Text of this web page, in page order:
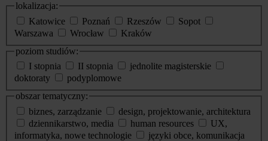
lokalizacja:
Katowice
Poznań Rzeszów
Sopot
Warszawa
Wrocław
Kraków
poziom studiów:
I stopnia
II stopnia
jednolite magisterskie
doktoraty
podyplomowe
obszar tematyczny:
biznes, zarządzanie
design, projektowanie, architektura
dziennikarstwo, media
human resources
UX,
informatyka, nowe technologie
języki obce, komunikacja